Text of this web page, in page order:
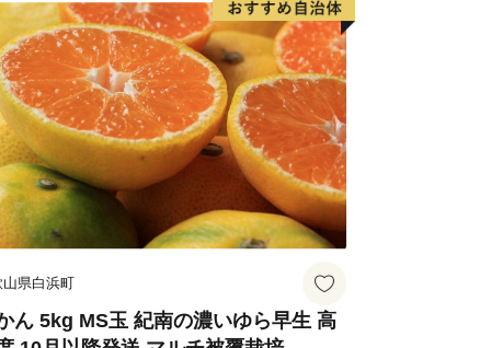
県白浜町
ん 5kg MS玉 紀南の濃いゆら早生 高